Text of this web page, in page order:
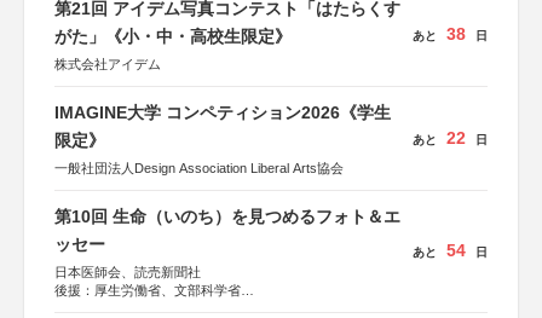
第21回 アイデム写真コンテスト「はたらくす
がた」《小・中・高校生限定》
株式会社アイデム
あと 38 日
IMAGINE大学 コンペティション2026《学生
限定》
一般社団法人Design Association Liberal Arts協会
あと 22 日
第10回 生命（いのち）を見つめるフォト＆エ
ッセー
日本医師会、読売新聞社
後援：厚生労働省、文部科学省
あと 54 日